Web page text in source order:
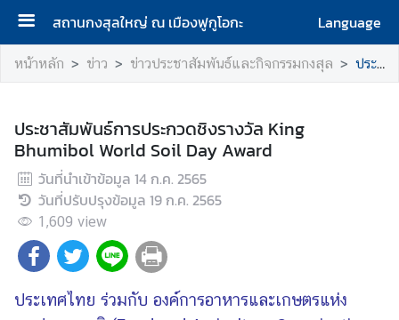
สถานกงสุลใหญ่ ณ เมืองฟูกูโอกะ
Language
ห
ห
ลั
เ
กี่
ย
ว
บ
หน้าหลัก ข่าว ข่าวประชาสัมพันธ์และกิจกรรมกงสุล ประชาสัมพันธ์การประกวดชิงรางวัล King Bhumibol World Soil Day Award
ประชาสัมพันธ์การประกวดชิงรางวัล King
Bhumibol World Soil Day Award
วันที่นำเข้าข้อมูล 14 ก.ค. 2565
วันที่ปรับปรุงข้อมูล 19 ก.ค. 2565
1,609 view
ประเทศไทย ร่วมกับ องค์การอาหารและเกษตรแห่ง